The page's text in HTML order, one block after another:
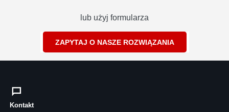
lub użyj formularza
ZAPYTAJ O NASZE ROZWIĄZANIA
Kontakt